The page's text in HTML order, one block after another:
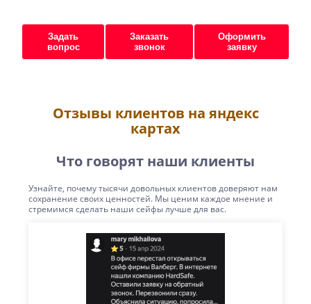
Задать
вопрос
Заказать
звонок
Оформить
заявку
Отзывы клиентов на яндекс
картах
Что говорят наши клиенты
Узнайте, почему тысячи довольных клиентов доверяют нам
сохранение своих ценностей. Мы ценим каждое мнение и
стремимся сделать наши сейфы лучше для вас.